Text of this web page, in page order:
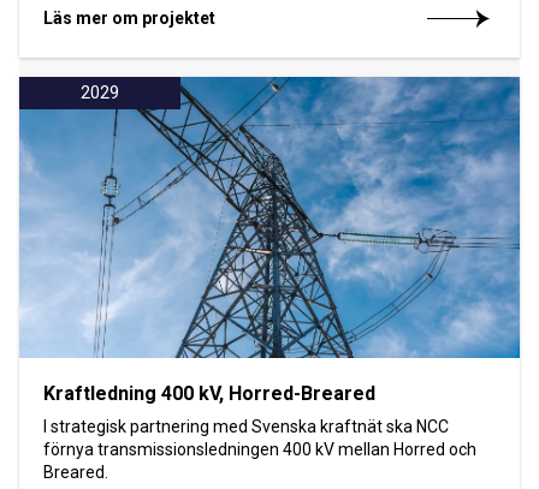
Läs mer om projektet
2029
Kraftledning 400 kV, Horred-Breared
I strategisk partnering med Svenska kraftnät ska NCC
förnya transmissionsledningen 400 kV mellan Horred och
Breared.